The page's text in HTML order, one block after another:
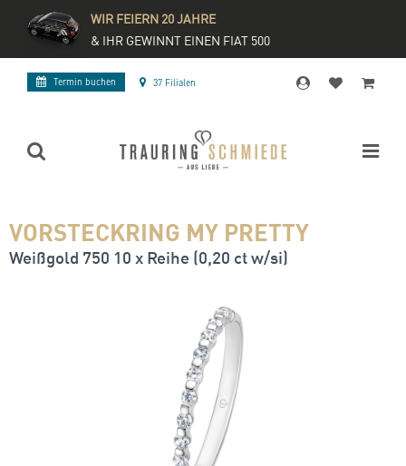
WIR FEIERN 20 JAHRE
& IHR GEWINNT EINEN FIAT 500
Termin buchen 37 Filialen
VORSTECKRING MY PRETTY
Weißgold 750 10 x Reihe (0,20 ct w/si)